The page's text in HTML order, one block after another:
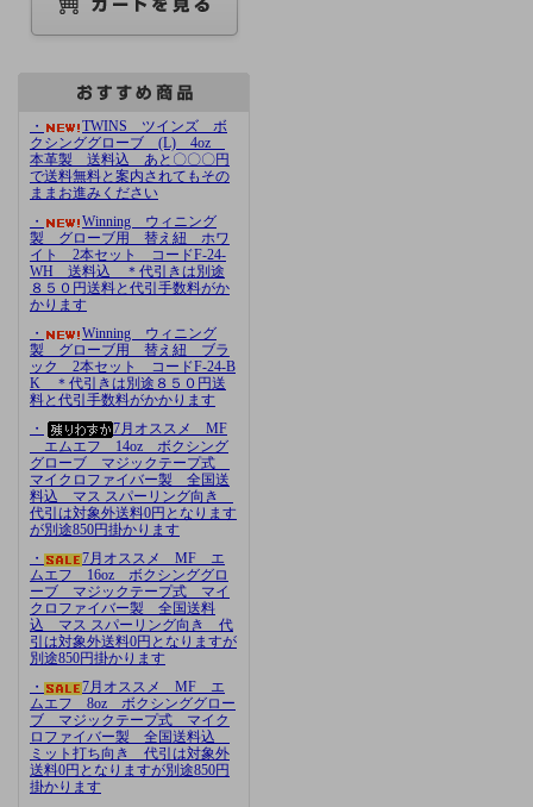
・
TWINS ツインズ ボ
クシンググローブ (L) 4oz
本革製 送料込 あと〇〇〇円
で送料無料と案内されてもその
ままお進みください
・
Winning ウィニング
製 グローブ用 替え紐 ホワ
イト 2本セット コードF-24-
WH 送料込 ＊代引きは別途
８５０円送料と代引手数料がか
かります
・
Winning ウィニング
製 グローブ用 替え紐 ブラ
ック 2本セット コードF-24-B
K ＊代引きは別途８５０円送
料と代引手数料がかかります
・
7月オススメ MF
エムエフ 14oz ボクシング
グローブ マジックテープ式
マイクロファイバー製 全国送
料込 マス スパーリング向き
代引は対象外送料0円となります
が別途850円掛かります
・
7月オススメ MF エ
ムエフ 16oz ボクシンググロ
ーブ マジックテープ式 マイ
クロファイバー製 全国送料
込 マス スパーリング向き 代
引は対象外送料0円となりますが
別途850円掛かります
・
7月オススメ MF エ
ムエフ 8oz ボクシンググロー
ブ マジックテープ式 マイク
ロファイバー製 全国送料込
ミット打ち向き 代引は対象外
送料0円となりますが別途850円
掛かります